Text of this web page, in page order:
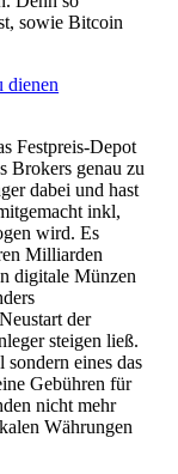
sowie Bitcoin
dienen
Festpreis-Depot
Brokers genau zu
dabei und hast
inkl,
wird. Es
Milliarden
digitale Münzen
der
steigen ließ.
sondern eines das
Gebühren für
nicht mehr
Währungen